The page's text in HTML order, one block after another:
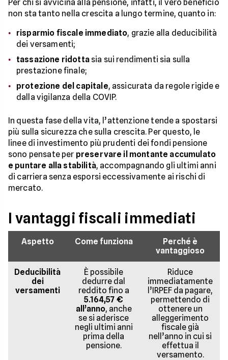
Per chi si avvicina alla pensione, infatti, il vero beneficio
non sta tanto nella crescita a lungo termine, quanto in:
risparmio fiscale immediato, grazie alla deducibilità
dei versamenti;
tassazione ridottasia sui rendimenti sia sulla
prestazione finale;
protezione del capitale, assicurata da regole rigide e
dalla vigilanza della COVIP.
In questa fase della vita, l’attenzione tende a spostarsi
più sulla sicurezza che sulla crescita. Per questo, le
linee di investimento più prudenti dei fondi pensione
sono pensate per preservare il montante accumulato
e puntare alla stabilità, accompagnando gli ultimi anni
di carriera senza esporsi eccessivamente ai rischi di
mercato.
I vantaggi fiscali immediati
Aspetto Come funziona
Perché è
vantaggioso
Deducibilità
dei
versamenti
È possibile
dedurre dal
reddito fino a
5.164,57 €
all’anno, anche
se si aderisce
negli ultimi anni
prima della
pensione.
Riduce
immediatamente
l’IRPEF da pagare,
permettendo di
ottenere un
alleggerimento
fiscale già
nell’anno in cui si
effettua il
versamento.